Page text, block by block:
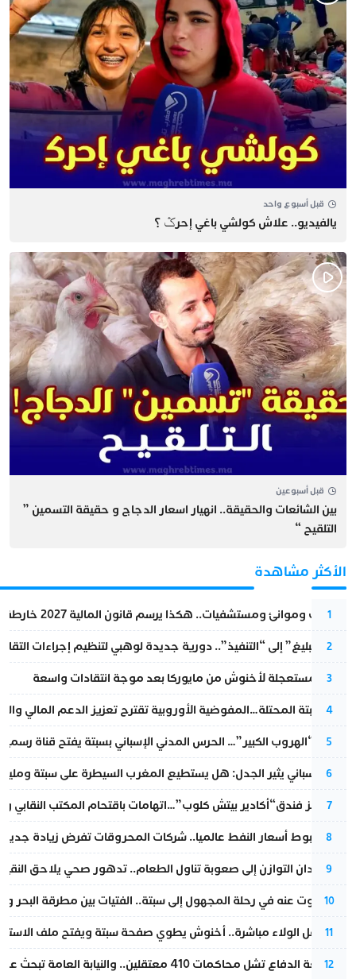
قبل أسبوع واحد
يالفيديو.. علاش كولشي باغي إحرݣ ؟
قبل أسبوعين
بين الشائعات والحقيقة.. انهيار اسعار الدجاج و حقيقة التسمين ”
التلقيح “
الأكثر مشاهدة
1
قطارات وموانئ ومستشفيات.. هكذا يرسم قانون المالية 2027 خارطة المغرب المقبل
2
من “التبليغ” إلى “التنفيذ”.. دورية جديدة لوهبي لتنظيم إجراءات
3
عودة مستعجلة لأخنوش من مايوركا بعد موجة انتقادات واسعة
4
أزمة سبتة المحتلة…المفوضية الأوروبية تقترح تعزيز الدعم المالي
5
عملية “الهروب الكبير”… الحرس المدني الإسباني بسبتة يفتح قناة
6
تقرير إسباني يثير الجدل: هل يستطيع المغرب السيطرة على سبتة
7
أزمة تهز فندق“أكادير بيتش كلوب”…اتهامات باقتحام المكتب النقابي
8
رغم هبوط أسعار النفط عالميا.. شركات المحروقات تفرض زيادة
9
من فقدان التوازن إلى صعوبة تناول الطعام.. تدهور صحي يلاحق النقيب
10
المسكوت عنه في رحلة المجهول إلى سبتة.. الفتيات بين مطرقة البحر
11
بعد حفل الولاء مباشرة.. أخنوش يطوي صفحة سبتة ويفتح ملف
12
مقاطعة الدفاع تشل محاكمات 410 معتقلين.. والنيابة العامة تبحث عن حل قانوني